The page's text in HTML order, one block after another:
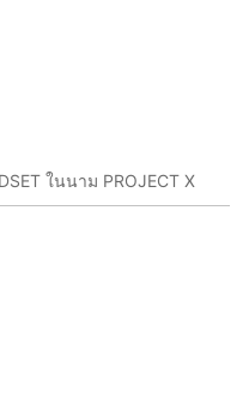
ในนาม PROJECT X